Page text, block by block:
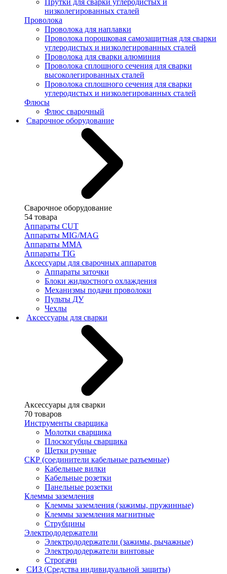
низколегированных сталей
Проволока
Проволока для наплавки
Проволока порошковая самозащитная для сварки
углеродистых и низколегированных сталей
Проволока для сварки алюминия
Проволока сплошного сечения для сварки
высоколегированных сталей
Проволока сплошного сечения для сварки
углеродистых и низколегированных сталей
Флюсы
Флюс сварочный
Сварочное оборудование
Сварочное оборудование
54 товара
Аппараты CUT
Аппараты MIG/MAG
Аппараты MMA
Аппараты TIG
Аксессуары для сварочных аппаратов
Аппараты заточки
Блоки жидкостного охлаждения
Механизмы подачи проволоки
Пульты ДУ
Чехлы
Аксессуары для сварки
Аксессуары для сварки
70 товаров
Инструменты сварщика
Молотки сварщика
Плоскогубцы сварщика
Щетки ручные
СКР (соединители кабельные разъемные)
Кабельные вилки
Кабельные розетки
Панельные розетки
Клеммы заземления
Клеммы заземления (зажимы, пружинные)
Клеммы заземления магнитные
Струбцины
Электрододержатели
Электрододержатели (зажимы, рычажные)
Электрододержатели винтовые
Строгачи
СИЗ (Средства индивидуальной защиты)